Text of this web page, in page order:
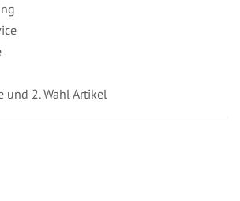
und 2. Wahl Artikel